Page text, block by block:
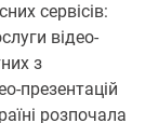
сервісів:
відео-
з
презентацій
розпочала